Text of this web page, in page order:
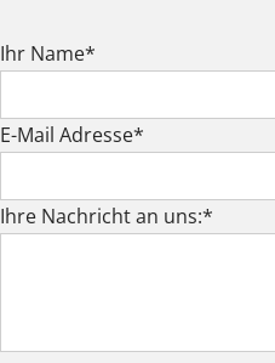
Pflichtfeld
Ihr Name*
Pflichtfeld
E-Mail Adresse*
Pflichtfeld
Ihre Nachricht an uns:*